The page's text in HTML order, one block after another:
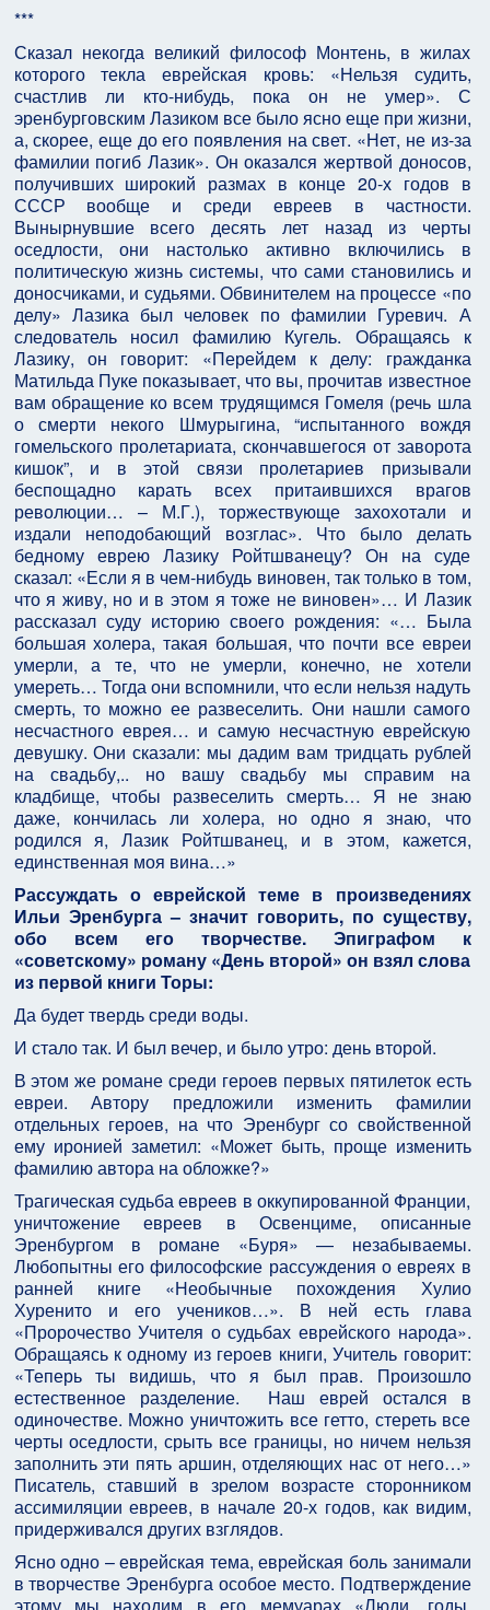
***
Сказал некогда великий философ Монтень, в жилах
которого текла еврейская кровь: «Нельзя судить,
счастлив ли кто-нибудь, пока он не умер». С
эренбурговским Лазиком все было ясно еще при жизни,
а, скорее, еще до его появления на свет. «Нет, не из-за
фамилии погиб Лазик». Он оказался жертвой доносов,
получивших широкий размах в конце 20-х годов в
СССР вообще и среди евреев в частности.
Вынырнувшие всего десять лет назад из черты
оседлости, они настолько активно включились в
политическую жизнь системы, что сами становились и
доносчиками, и судьями. Обвинителем на процессе «по
делу» Лазика был человек по фамилии Гуревич. А
следователь носил фамилию Кугель. Обращаясь к
Лазику, он говорит: «Перейдем к делу: гражданка
Матильда Пуке показывает, что вы, прочитав известное
вам обращение ко всем трудящимся Гомеля (речь шла
о смерти некого Шмурыгина, “испытанного вождя
гомельского пролетариата, скончавшегося от заворота
кишок”, и в этой связи пролетариев призывали
беспощадно карать всех притаившихся врагов
революции… – М.Г.), торжествующе захохотали и
издали неподобающий возглас». Что было делать
бедному еврею Лазику Ройтшванецу? Он на суде
сказал: «Если я в чем-нибудь виновен, так только в том,
что я живу, но и в этом я тоже не виновен»… И Лазик
рассказал суду историю своего рождения: «… Была
большая холера, такая большая, что почти все евреи
умерли, а те, что не умерли, конечно, не хотели
умереть… Тогда они вспомнили, что если нельзя надуть
смерть, то можно ее развеселить. Они нашли самого
несчастного еврея… и самую несчастную еврейскую
девушку. Они сказали: мы дадим вам тридцать рублей
на свадьбу,.. но вашу свадьбу мы справим на
кладбище, чтобы развеселить смерть… Я не знаю
даже, кончилась ли холера, но одно я знаю, что
родился я, Лазик Ройтшванец, и в этом, кажется,
единственная моя вина…»
Рассуждать о еврейской теме в произведениях
Ильи Эренбурга – значит говорить, по существу,
обо всем его творчестве. Эпиграфом к
«советскому» роману «День второй» он взял слова
из первой книги Торы:
Да будет твердь среди воды.
И стало так. И был вечер, и было утро: день второй.
В этом же романе среди героев первых пятилеток есть
евреи. Автору предложили изменить фамилии
отдельных героев, на что Эренбург со свойственной
ему иронией заметил: «Может быть, проще изменить
фамилию автора на обложке?»
Трагическая судьба евреев в оккупированной Франции,
уничтожение евреев в Освенциме, описанные
Эренбургом в романе «Буря» — незабываемы.
Любопытны его философские рассуждения о евреях в
ранней книге «Необычные похождения Хулио
Хуренито и его учеников…». В ней есть глава
«Пророчество Учителя о судьбах еврейского народа».
Обращаясь к одному из героев книги, Учитель говорит:
«Теперь ты видишь, что я был прав. Произошло
естественное разделение. Наш еврей остался в
одиночестве. Можно уничтожить все гетто, стереть все
черты оседлости, срыть все границы, но ничем нельзя
заполнить эти пять аршин, отделяющих нас от него…»
Писатель, ставший в зрелом возрасте сторонником
ассимиляции евреев, в начале 20-х годов, как видим,
придерживался других взглядов.
Ясно одно – еврейская тема, еврейская боль занимали
в творчестве Эренбурга особое место. Подтверждение